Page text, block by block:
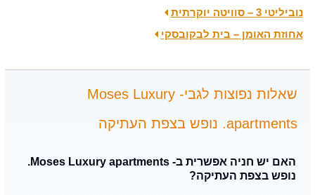
נוביליטי 3 – סוויטה יוקרתית
אחוזת האומן – בית לבקובסקי
שאלות נפוצות לגבי- Moses Luxury
apartments. נופש בצפת העתיקה
האם יש חניה אפשרית ב- Moses Luxury apartments.
נופש בצפת העתיקה?